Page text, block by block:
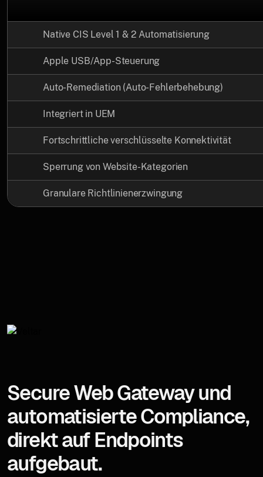
Native CIS Level 1 & 2 Automatisierung
Apple USB/App-Steuerung
Auto-Remediation (Auto-Fehlerbehebung)
Integriert in UEM
Fortschrittliche verschlüsselte Konnektivität
Sperrung von Website-Kategorien
Granulare Richtlinienerzwingung
Secure Web Gateway und
automatisierte Compliance,
direkt auf Endpoints
aufgebaut.